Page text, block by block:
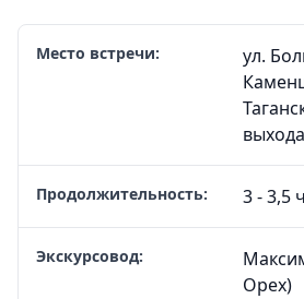
Место встречи:
ул.
Продолжительность: 3 - 3,5
Экскурсовод:
Орех)